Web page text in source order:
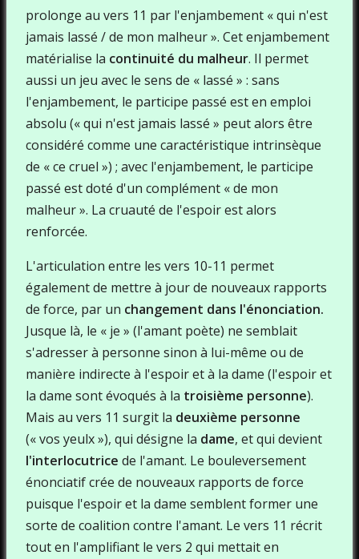
prolonge au vers 11 par l'enjambement « qui n'est
jamais lassé / de mon malheur ». Cet enjambement
matérialise la continuité du malheur. Il permet
aussi un jeu avec le sens de « lassé » : sans
l'enjambement, le participe passé est en emploi
absolu (« qui n'est jamais lassé » peut alors être
considéré comme une caractéristique intrinsèque
de « ce cruel ») ; avec l'enjambement, le participe
passé est doté d'un complément « de mon
malheur ». La cruauté de l'espoir est alors
renforcée.
L'articulation entre les vers 10-11 permet
également de mettre à jour de nouveaux rapports
de force, par un changement dans l'énonciation.
Jusque là, le « je » (l'amant poète) ne semblait
s'adresser à personne sinon à lui-même ou de
manière indirecte à l'espoir et à la dame (l'espoir et
la dame sont évoqués à la troisième personne).
Mais au vers 11 surgit la deuxième personne
(« vos yeulx »), qui désigne la dame, et qui devient
l'interlocutrice de l'amant. Le bouleversement
énonciatif crée de nouveaux rapports de force
puisque l'espoir et la dame semblent former une
sorte de coalition contre l'amant. Le vers 11 récrit
tout en l'amplifiant le vers 2 qui mettait en